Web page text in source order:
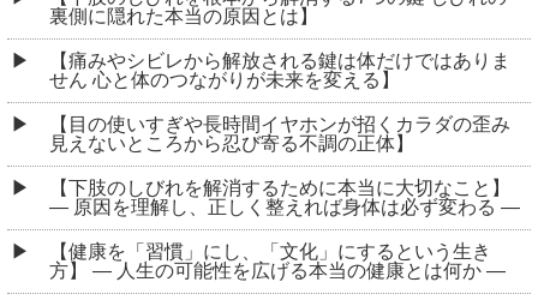
裏側に隠れた本当の原因とは】
【痛みやシビレから解放される鍵は体だけではありま
せん 心と体のつながりが未来を変える】
【目の使いすぎや長時間イヤホンが招くカラダの歪み
見えないところから忍び寄る不調の正体】
【下肢のしびれを解消するために本当に大切なこと】
― 原因を理解し、正しく整えれば身体は必ず変わる ―
【健康を「習慣」にし、「文化」にするという生き
方】 ― 人生の可能性を広げる本当の健康とは何か ―